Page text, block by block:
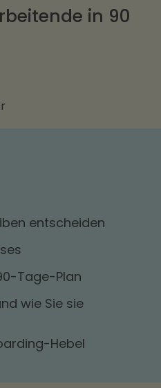
in 90
entscheiden
Tage-Plan
wie Sie sie
Hebel